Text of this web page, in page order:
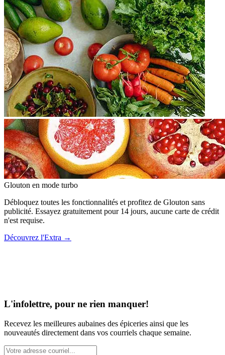
Glouton en mode turbo
Débloquez toutes les fonctionnalités et profitez de Glouton sans
publicité. Essayez gratuitement pour 14 jours, aucune carte de crédit
n'est requise.
Découvrez l'Extra →
L'infolettre, pour ne rien manquer!
Recevez les meilleures aubaines des épiceries ainsi que les
nouveautés directement dans vos courriels chaque semaine.